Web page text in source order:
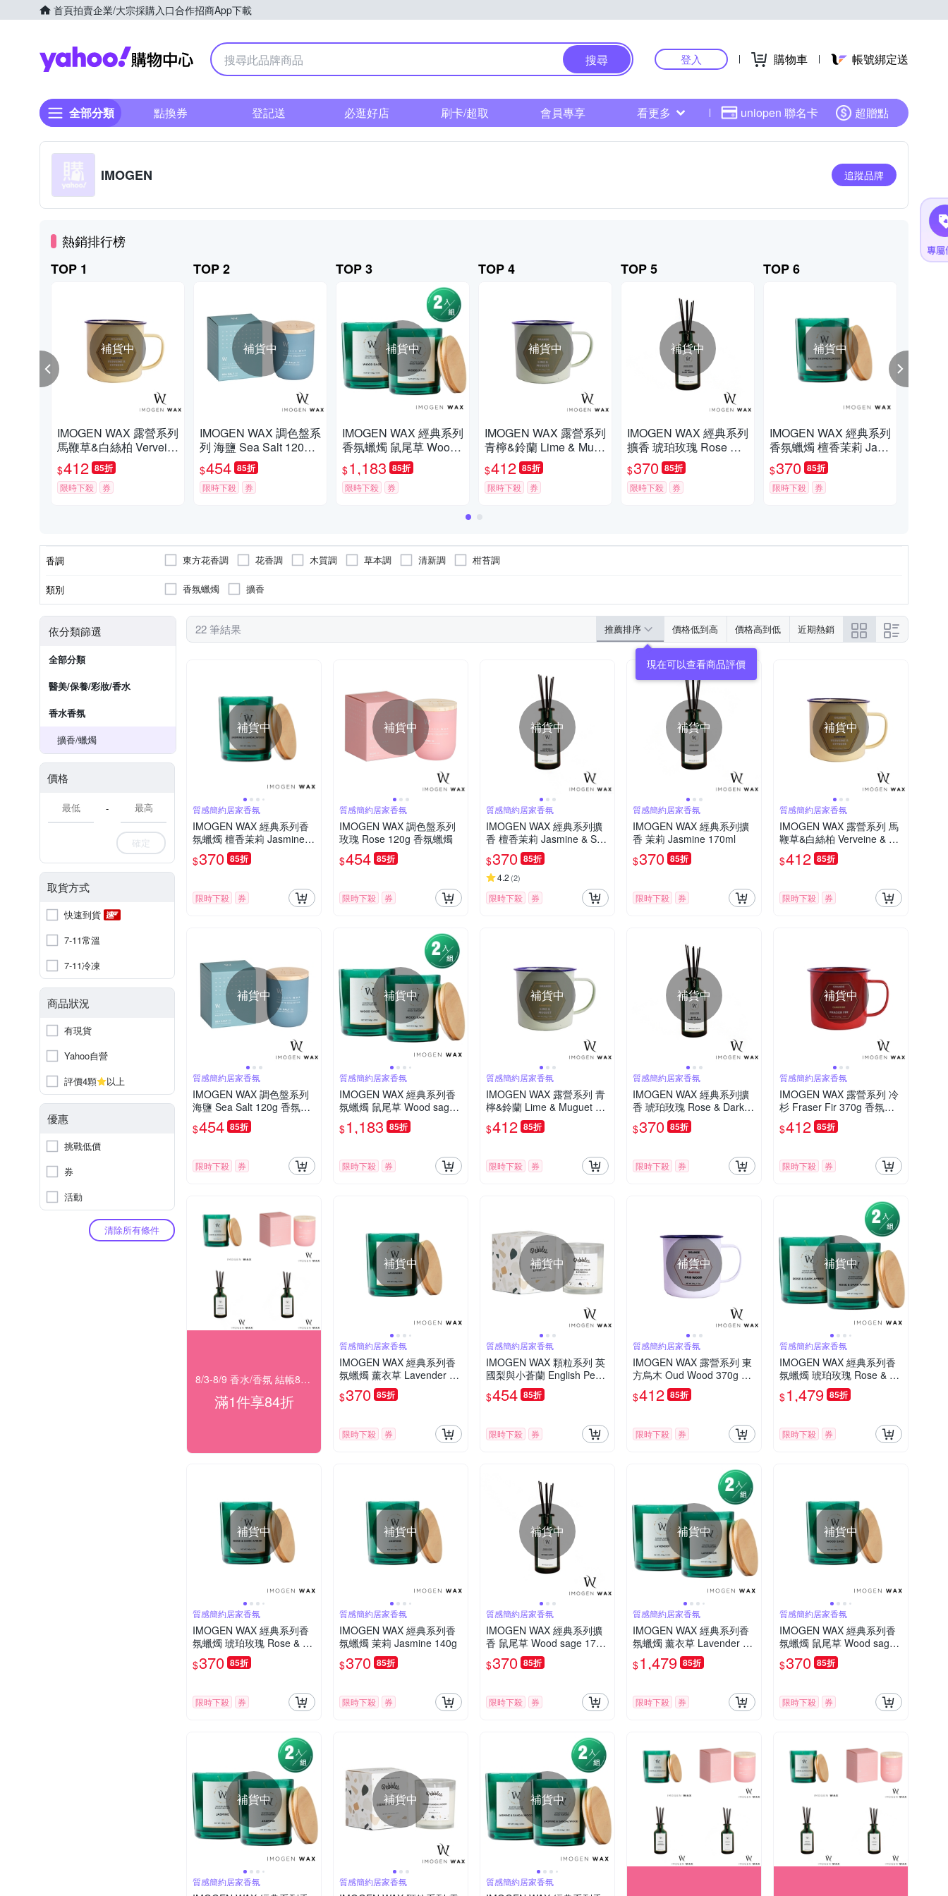
首頁拍賣企業/大宗採購入口合作招商App下載
Yahoo購物中心
搜尋 登入 購物車 帳號綁定送
全部分類 點換券 登記送 必逛好店 刷卡/超取 會員專享 看更多 uniopen 聯名卡 超贈點
IMOGEN 追蹤品牌
熱銷排行榜
TOP 1
補貨中
IMOGEN WAX 露營系列
馬鞭草&白絲柏 Vervein
e & Cypress 370g 香氛
蠟燭
$412 85折
限時下殺 券
TOP 2
補貨中
IMOGEN WAX 調色盤系
列 海鹽 Sea Salt 120g
香氛蠟燭
$454 85折
限時下殺 券
TOP 3
補貨中
IMOGEN WAX 經典系列
香氛蠟燭 鼠尾草 Wood
sage 140g x 2
$1,183 85折
限時下殺 券
TOP 4
補貨中
IMOGEN WAX 露營系列
青檸&鈴蘭 Lime & Mug
uet 370g 香氛蠟燭
$412 85折
限時下殺 券
TOP 5
補貨中
IMOGEN WAX 經典系列
擴香 琥珀玫瑰 Rose &
Dark Amber 170ml
$370 85折
限時下殺 券
TOP 6
補貨中
IMOGEN WAX 經典系列
香氛蠟燭 檀香茉莉 Jas
mine & Sandalwood 14
0g
$370 85折
限時下殺 券
香調 東方花香調 花香調 木質調 草本調 清新調 柑苔調
類別 香氛蠟燭 擴香
依分類篩選
全部分類
醫美/保養/彩妝/香水
香水香氛
擴香/蠟燭
價格
-
確定
取貨方式
快速到貨
7-11常溫
7-11冷凍
商品狀況
有現貨
Yahoo自營
評價4顆
以上
優惠
挑戰低價
券
活動
清除所有條件
22 筆結果 推薦排序 價格低到高 價格高到低 近期熱銷
補貨中
質感簡約居家香氛
IMOGEN WAX 經典系列香
氛蠟燭 檀香茉莉 Jasmine &
Sandalwood 140g
$370 85折
限時下殺 券
補貨中
質感簡約居家香氛
IMOGEN WAX 調色盤系列
玫瑰 Rose 120g 香氛蠟燭
$454 85折
限時下殺 券
補貨中
質感簡約居家香氛
IMOGEN WAX 經典系列擴
香 檀香茉莉 Jasmine & San
dalwood 170ml
$370 85折
4.2 (2)
限時下殺 券
補貨中
質感簡約居家香氛
IMOGEN WAX 經典系列擴
香 茉莉 Jasmine 170ml
$370 85折
限時下殺 券
補貨中
質感簡約居家香氛
IMOGEN WAX 露營系列 馬
鞭草&白絲柏 Verveine & Cy
press 370g 香氛蠟燭
$412 85折
限時下殺 券
補貨中
質感簡約居家香氛
IMOGEN WAX 調色盤系列
海鹽 Sea Salt 120g 香氛蠟
$454 85折
限時下殺 券
補貨中
質感簡約居家香氛
IMOGEN WAX 經典系列香
氛蠟燭 鼠尾草 Wood sage
140g x 2
$1,183 85折
限時下殺 券
補貨中
質感簡約居家香氛
IMOGEN WAX 露營系列 青
檸&鈴蘭 Lime & Muguet 37
0g 香氛蠟燭
$412 85折
限時下殺 券
補貨中
質感簡約居家香氛
IMOGEN WAX 經典系列擴
香 琥珀玫瑰 Rose & Dark A
mber 170ml
$370 85折
限時下殺 券
補貨中
質感簡約居家香氛
IMOGEN WAX 露營系列 冷
杉 Fraser Fir 370g 香氛蠟
$412 85折
限時下殺 券
8/3-8/9 香水/香氛 結帳84折
滿1件享84折
補貨中
質感簡約居家香氛
IMOGEN WAX 經典系列香
氛蠟燭 薰衣草 Lavender 14
0g
$370 85折
限時下殺 券
補貨中
質感簡約居家香氛
IMOGEN WAX 顆粒系列 英
國梨與小蒼蘭 English Pear
& Freesia 120g 香氛蠟燭
$454 85折
限時下殺 券
補貨中
質感簡約居家香氛
IMOGEN WAX 露營系列 東
方烏木 Oud Wood 370g 香
氛蠟燭
$412 85折
限時下殺 券
補貨中
質感簡約居家香氛
IMOGEN WAX 經典系列香
氛蠟燭 琥珀玫瑰 Rose & Da
rk Amber 140g x 2
$1,479 85折
限時下殺 券
補貨中
質感簡約居家香氛
IMOGEN WAX 經典系列香
氛蠟燭 琥珀玫瑰 Rose & Da
rk Amber 140g
$370 85折
限時下殺 券
補貨中
質感簡約居家香氛
IMOGEN WAX 經典系列香
氛蠟燭 茉莉 Jasmine 140g
$370 85折
限時下殺 券
補貨中
質感簡約居家香氛
IMOGEN WAX 經典系列擴
香 鼠尾草 Wood sage 170
ml
$370 85折
限時下殺 券
補貨中
質感簡約居家香氛
IMOGEN WAX 經典系列香
氛蠟燭 薰衣草 Lavender 14
0g x 2
$1,479 85折
限時下殺 券
補貨中
質感簡約居家香氛
IMOGEN WAX 經典系列香
氛蠟燭 鼠尾草 Wood sage
140g
$370 85折
限時下殺 券
補貨中
質感簡約居家香氛
補貨中
質感簡約居家香氛
補貨中
質感簡約居家香氛